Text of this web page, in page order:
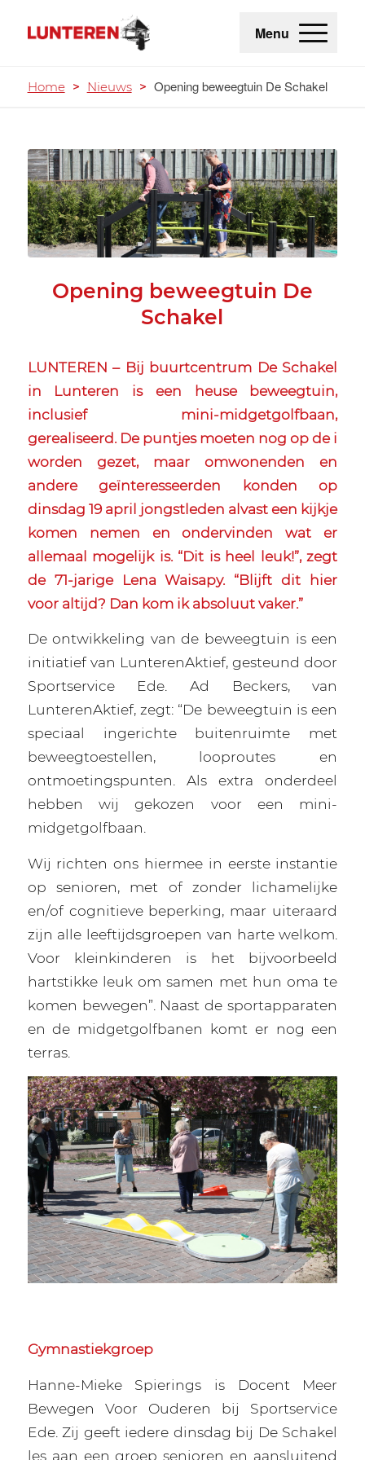
Menu
Home > Nieuws > Opening beweegtuin De Schakel
Opening beweegtuin De
Schakel
LUNTEREN – Bij buurtcentrum De Schakel
in Lunteren is een heuse beweegtuin,
inclusief mini-midgetgolfbaan,
gerealiseerd. De puntjes moeten nog op de i
worden gezet, maar omwonenden en
andere geïnteresseerden konden op
dinsdag 19 april jongstleden alvast een kijkje
komen nemen en ondervinden wat er
allemaal mogelijk is. “Dit is heel leuk!”, zegt
de 71-jarige Lena Waisapy. “Blijft dit hier
voor altijd? Dan kom ik absoluut vaker.”
De ontwikkeling van de beweegtuin is een
initiatief van LunterenAktief, gesteund door
Sportservice Ede. Ad Beckers, van
LunterenAktief, zegt: “De beweegtuin is een
speciaal ingerichte buitenruimte met
beweegtoestellen, looproutes en
ontmoetingspunten. Als extra onderdeel
hebben wij gekozen voor een mini-
midgetgolfbaan.
Wij richten ons hiermee in eerste instantie
op senioren, met of zonder lichamelijke
en/of cognitieve beperking, maar uiteraard
zijn alle leeftijdsgroepen van harte welkom.
Voor kleinkinderen is het bijvoorbeeld
hartstikke leuk om samen met hun oma te
komen bewegen”. Naast de sportapparaten
en de midgetgolfbanen komt er nog een
terras.
Gymnastiekgroep
Hanne-Mieke Spierings is Docent Meer
Bewegen Voor Ouderen bij Sportservice
Ede. Zij geeft iedere dinsdag bij De Schakel
les aan een groep senioren en aansluitend